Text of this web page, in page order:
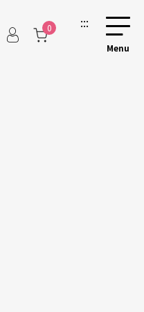
0 :::